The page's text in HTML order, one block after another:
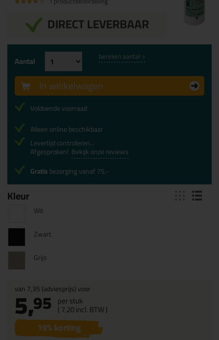
DIRECT LEVERBAAR
Kleur
Wit
Zwart
Grijs
van7,35(adviesprijs) voor
5,95 per stuk
(7,20incl. BTW )
19% korting
Aantal bereken aantal >
In winkelwagen
Voldoende voorraad
Alleen online beschikbaar
Levertijd controleren...
Afgesproken! Bekijk onze reviews
Gratisbezorging vanaf 75,-